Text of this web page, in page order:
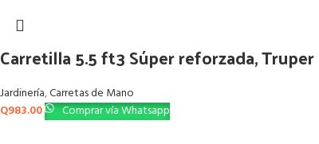
Carretilla 5.5 ft3 Súper reforzada,
Jardinería,Carretas de Mano
Q983.00 Comprar vía Whatsapp